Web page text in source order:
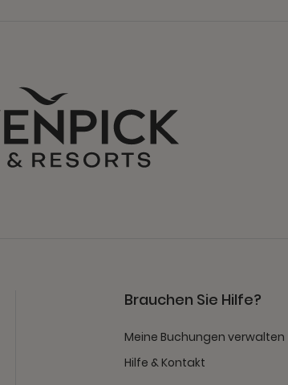
Brauchen Sie Hilfe?
Meine Buchungen verwalten
Hilfe & Kontakt